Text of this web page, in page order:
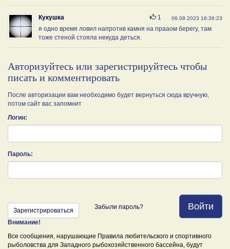
Кукушка 06.09.2023 16:36:23
Нравится
1
я одно время ловил напротив камня на прааом берегу, там
тоже стеной стояла некуда деться.
Авторизуйтесь или зарегистрируйтесь чтобы
писать и комментировать
После авторизации вам необходимо будет вернуться сюда вручную,
потом сайт вас запомнит
Логин:
Пароль:
Войти
Зарегистрироваться Забыли пароль?
Внимание!
Все сообщения, нарушающие Правила любительского и спортивного
рыболовства для Западного рыбохозяйственного бассейна, будут